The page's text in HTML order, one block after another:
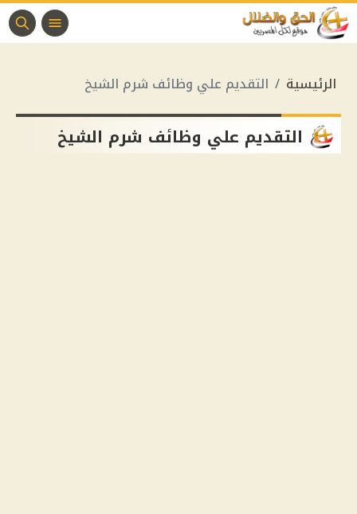
الرئيسية التقديم علي وظائف شرم الشيخ
التقديم علي وظائف شرم الشيخ